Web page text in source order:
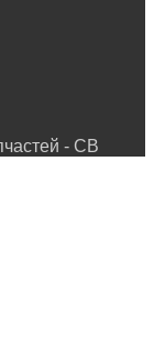
- СВ